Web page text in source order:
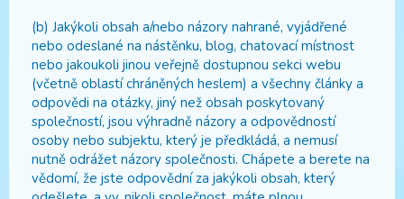
(b) Jakýkoli obsah a/nebo názory nahrané, vyjádřené
nebo odeslané na nástěnku, blog, chatovací místnost
nebo jakoukoli jinou veřejně dostupnou sekci webu
(včetně oblastí chráněných heslem) a všechny články a
odpovědi na otázky, jiný než obsah poskytovaný
společností, jsou výhradně názory a odpovědností
osoby nebo subjektu, který je předkládá, a nemusí
nutně odrážet názory společnosti. Chápete a berete na
vědomí, že jste odpovědní za jakýkoli obsah, který